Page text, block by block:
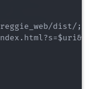
dist/;